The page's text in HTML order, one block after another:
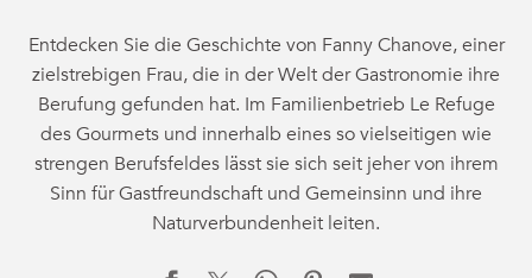
Entdecken Sie die Geschichte von Fanny Chanove, einer
zielstrebigen Frau, die in der Welt der Gastronomie ihre
Berufung gefunden hat. Im Familienbetrieb Le Refuge
des Gourmets und innerhalb eines so vielseitigen wie
strengen Berufsfeldes lässt sie sich seit jeher von ihrem
Sinn für Gastfreundschaft und Gemeinsinn und ihre
Naturverbundenheit leiten.